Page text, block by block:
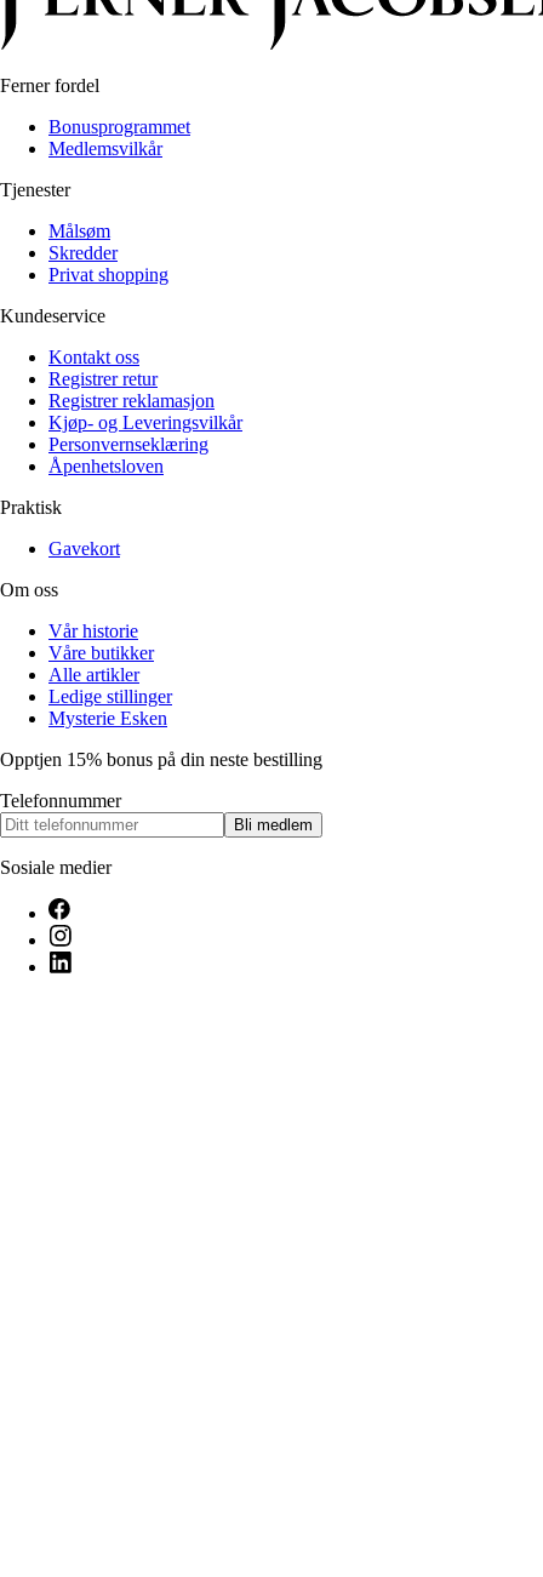
Ferner fordel
Bonusprogrammet
Medlemsvilkår
Tjenester
Målsøm
Skredder
Privat shopping
Kundeservice
Kontakt oss
Registrer retur
Registrer reklamasjon
Kjøp- og Leveringsvilkår
Personvernseklæring
Åpenhetsloven
Praktisk
Gavekort
Om oss
Vår historie
Våre butikker
Alle artikler
Ledige stillinger
Mysterie Esken
Opptjen 15% bonus på din neste bestilling
Telefonnummer
Bli medlem
Sosiale medier